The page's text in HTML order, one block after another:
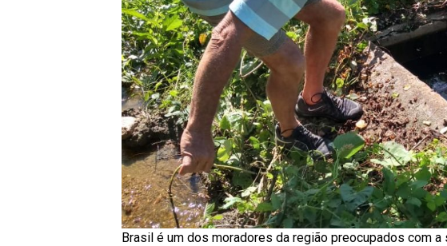
Brasil é um dos moradores da região preocupados com a